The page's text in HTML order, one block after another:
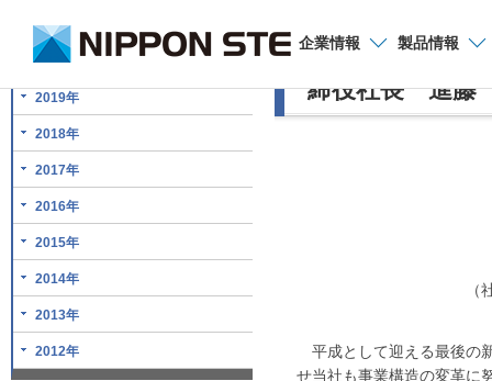
企業情報 製品情報
お問い合わせ
２０１９年 年
締役社長 進藤
平成として迎える最後の
せ当社も事業構造の変革に
2019年
2018年
2017年
2016年
2015年
2014年
2013年
2012年